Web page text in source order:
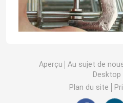
Aperçu Au sujet de
Desktop
Plan du site